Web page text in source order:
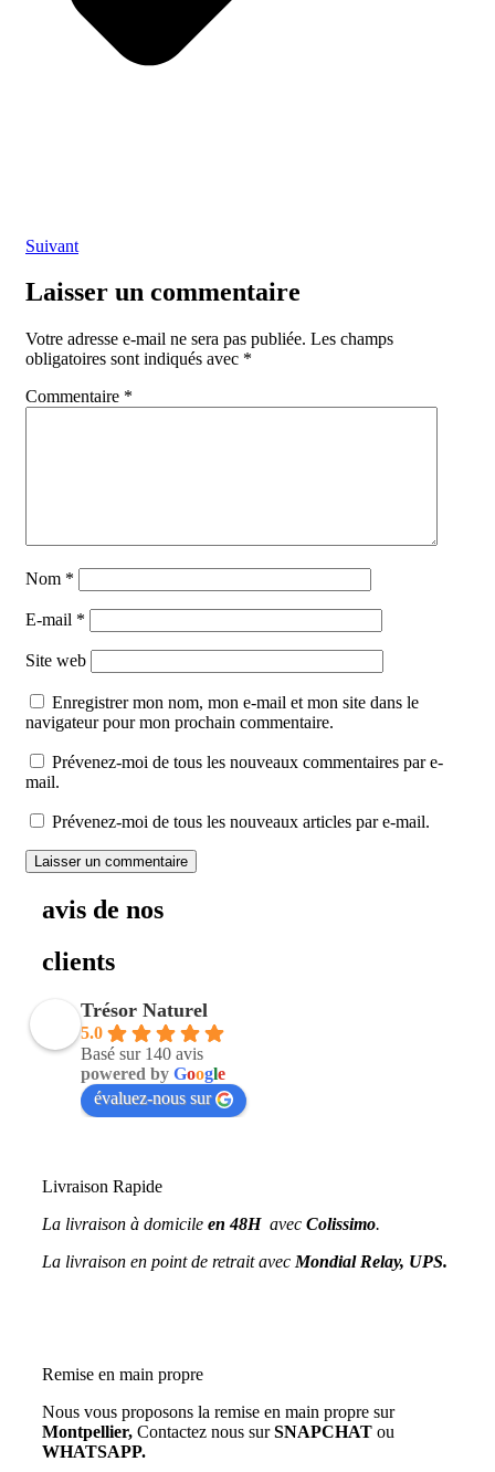
Suivant
Laisser un commentaire
Votre adresse e-mail ne sera pas publiée. Les champs
obligatoires sont indiqués avec *
Commentaire *
Nom *
E-mail *
Site web
Enregistrer mon nom, mon e-mail et mon site dans le
navigateur pour mon prochain commentaire.
Prévenez-moi de tous les nouveaux commentaires par e-
mail.
Prévenez-moi de tous les nouveaux articles par e-mail.
avis de nos
clients
Trésor Naturel
5.0
Basé sur 140 avis
powered by Google
évaluez-nous sur
Livraison Rapide
La livraison à domicile en 48Havec Colissimo.
La livraison en point de retrait avecMondial Relay, UPS.
Remise en main propre
Nous vous proposons la remise en main propre sur
Montpellier, Contactez nous surSNAPCHAT ou
WHATSAPP.